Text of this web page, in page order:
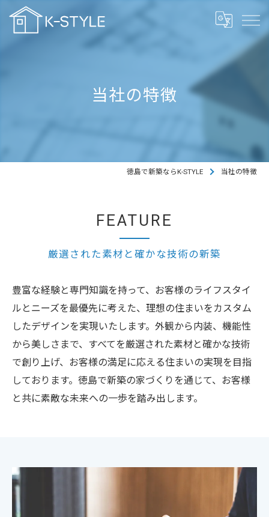
当社の特徴
徳島で新築ならK-STYLE 当社の特徴
厳選された素材と確かな技術の新築
FEATURE
豊富な経験と専門知識を持って、お客様のライフスタイ
ルとニーズを最優先に考えた、理想の住まいをカスタム
したデザインを実現いたします。外観から内装、機能性
から美しさまで、すべてを厳選された素材と確かな技術
で創り上げ、お客様の満足に応える住まいの実現を目指
しております。徳島で新築の家づくりを通じて、お客様
と共に素敵な未来への一歩を踏み出します。